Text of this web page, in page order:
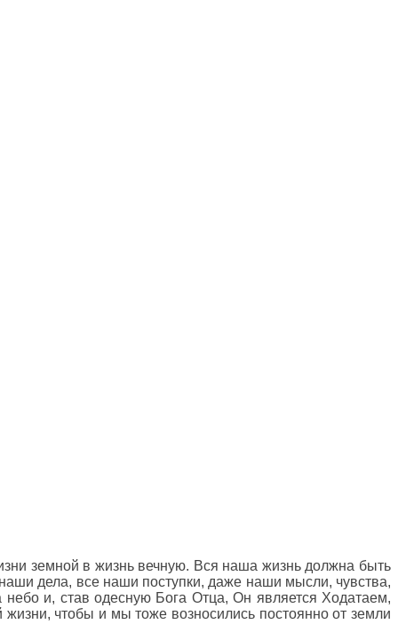
земной в жизнь вечную. Вся наша жизнь должна быть
дела, все наши поступки, даже наши мысли, чувства,
и, став одесную Бога Отца, Он является Ходатаем,
чтобы и мы тоже возносились постоянно от земли